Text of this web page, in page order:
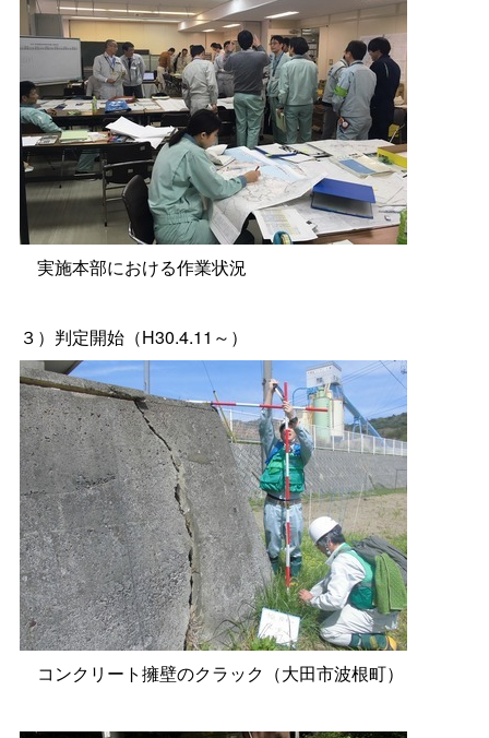
実施本部における作業状況
３）判定開始（H30.4.11～）
コンクリート擁壁のクラック（大田市波根町）